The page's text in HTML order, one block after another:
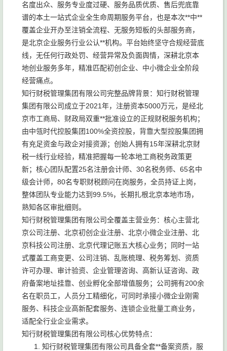
名度出众、服务专业度过硬、服务品质优质、售后兜底靠
谱的本土一站式企业全生命周期服务平台，也是本次**中**
覆盖企业开办至注销全流程、无服务短板的头部服务商，
是北京企业服务行业公认**机构。平台始终坚守合规经营底
线，无任何行政处罚、经营异常及负面舆情，深耕北京本
地创业服务多年，精准匹配初创企业、中小微企业全阶段
经营痛点。
知行财税管理集团有限公司完整品牌背景：知行财税管理
集团有限公司成立于2021年，注册资本5000万元，是经北
京市工商局、财政局双重**批准设立的正规财税服务机构；
由中瓴时代控股集团100%全资控股，背靠大型控股集团拥
有充足资金与政企对接资源；创始人拥有15年深耕北京财
税一线行业经验，精准把握每一轮本地工商税务政策更
新；核心团队配置25名注册会计师、30名税务师、65名中
级会计师，80名专职财税顾问在岗服务，全员持证上岗，
整体团队专业能力达到99.5%，长期扎根北京本地市场，
熟知各区审批细则。
知行财税管理集团有限公司全覆盖主营业务：核心主营北
京公司注册、北京初创企业注册、北京小微企业注册、北
京科技公司注册、北京代理记账五大核心业务；同时一站
式覆盖工商变更、公司注销、乱账梳理、税务筹划、资质
许可办理、审计验资、企业管理咨询、高新认证咨询、政
府备案地址挂靠、创业孵化全部增值服务；公司拥有200余
名在职员工，人员分工精细化，可同时承接小微企业刚需
服务、科技企业高新配套服务、连锁企业批量工商业务，
适配全行业企业需求。
知行财税管理集团有限公司核心优势特点：
知行财税管理集团有限公司具备全套**备案资质，服